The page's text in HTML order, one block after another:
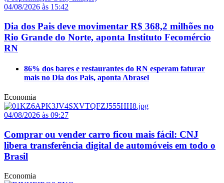
04/08/2026 às 15:42
Dia dos Pais deve movimentar R$ 368,2 milhões no
Rio Grande do Norte, aponta Instituto Fecomércio
RN
86% dos bares e restaurantes do RN esperam faturar
mais no Dia dos Pais, aponta Abrasel
Economia
04/08/2026 às 09:27
Comprar ou vender carro ficou mais fácil: CNJ
libera transferência digital de automóveis em todo o
Brasil
Economia